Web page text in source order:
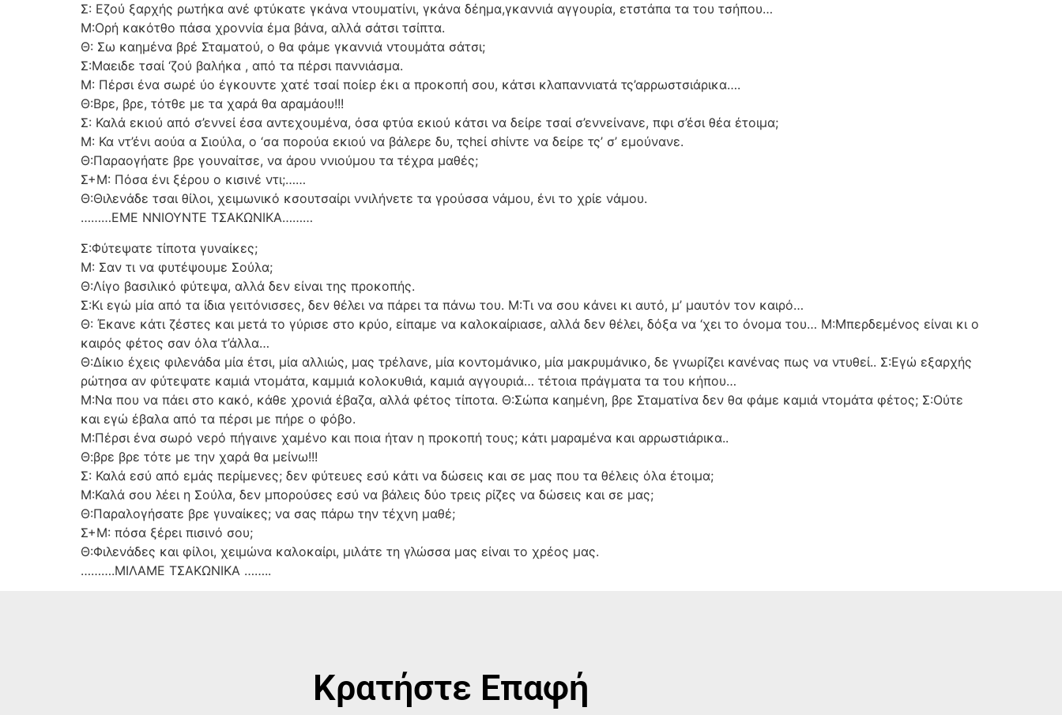
Σ: Εζού ξαρχής ρωτήκα ανέ φτύκατε γκάνα ντουματίνι, γκάνα δέημα,γκαννιά αγγουρία, ετστάπα τα του τσήπου…
Μ:Ορή κακότθο πάσα χροννία έμα βάνα, αλλά σάτσι τσίπτα.
Θ: Σω καημένα βρέ Σταματού, ο θα φάμε γκαννιά ντουμάτα σάτσι;
Σ:Μαειδε τσαί ‘ζού βαλήκα , από τα πέρσι παννιάσμα.
Μ: Πέρσι ένα σωρέ ύο έγκουντε χατέ τσαί ποίερ έκι α προκοπή σου, κάτσι κλαπαννιατά τς’αρρωστσιάρικα….
Θ:Βρε, βρε, τότθε με τα χαρά θα αραμάου!!!
Σ: Καλά εκιού από σ’εννεί έσα αντεχουμένα, όσα φτύα εκιού κάτσι να δείρε τσαί σ’εννείνανε, πφι σ’έσι θέα έτοιμα;
Μ: Κα ντ’ένι αούα α Σιούλα, ο ‘σα πορούα εκιού να βάλερε δυ, τςhεί σhίντε να δείρε τς’ σ’ εμούνανε.
Θ:Παραογήατε βρε γουναίτσε, να άρου ννιούμου τα τέχρα μαθές;
Σ+Μ: Πόσα ένι ξέρου ο κισινέ ντι;……
Θ:Θιλενάδε τσαι θίλοι, χειμωνικό κσουτσαίρι ννιλήνετε τα γρούσσα νάμου, ένι το χρίε νάμου.
………ΕΜΕ ΝΝΙΟΥΝΤΕ ΤΣΑΚΩΝΙΚΑ………
Σ:Φύτεψατε τίποτα γυναίκες;
Μ: Σαν τι να φυτέψουμε Σούλα;
Θ:Λίγο βασιλικό φύτεψα, αλλά δεν είναι της προκοπής.
Σ:Κι εγώ μία από τα ίδια γειτόνισσες, δεν θέλει να πάρει τα πάνω του. Μ:Τι να σου κάνει κι αυτό, μ’ μαυτόν τον καιρό…
Θ: Έκανε κάτι ζέστες και μετά το γύρισε στο κρύο, είπαμε να καλοκαίριασε, αλλά δεν θέλει, δόξα να ‘χει το όνομα του… Μ:Μπερδεμένος είναι κι ο
καιρός φέτος σαν όλα τ’άλλα…
Θ:Δίκιο έχεις φιλενάδα μία έτσι, μία αλλιώς, μας τρέλανε, μία κοντομάνικο, μία μακρυμάνικο, δε γνωρίζει κανένας πως να ντυθεί.. Σ:Εγώ εξαρχής
ρώτησα αν φύτεψατε καμιά ντομάτα, καμμιά κολοκυθιά, καμιά αγγουριά… τέτοια πράγματα τα του κήπου…
Μ:Να που να πάει στο κακό, κάθε χρονιά έβαζα, αλλά φέτος τίποτα. Θ:Σώπα καημένη, βρε Σταματίνα δεν θα φάμε καμιά ντομάτα φέτος; Σ:Ούτε
και εγώ έβαλα από τα πέρσι με πήρε ο φόβο.
Μ:Πέρσι ένα σωρό νερό πήγαινε χαμένο και ποια ήταν η προκοπή τους; κάτι μαραμένα και αρρωστιάρικα..
Θ:βρε βρε τότε με την χαρά θα μείνω!!!
Σ: Καλά εσύ από εμάς περίμενες; δεν φύτευες εσύ κάτι να δώσεις και σε μας που τα θέλεις όλα έτοιμα;
Μ:Καλά σου λέει η Σούλα, δεν μπορούσες εσύ να βάλεις δύο τρεις ρίζες να δώσεις και σε μας;
Θ:Παραλογήσατε βρε γυναίκες; να σας πάρω την τέχνη μαθέ;
Σ+Μ: πόσα ξέρει πισινό σου;
Θ:Φιλενάδες και φίλοι, χειμώνα καλοκαίρι, μιλάτε τη γλώσσα μας είναι το χρέος μας.
……….ΜΙΛΑΜΕ ΤΣΑΚΩΝΙΚΑ ……..
Κρατήστε Επαφή